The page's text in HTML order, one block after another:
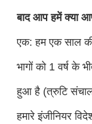
बाद आप हमें क्या
एक: हम एक साल
भागों को 1 वर्ष के
हुआ है (त्रुटि
हमारे इंजीनियर